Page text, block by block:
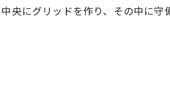
央にグリッドを作り、その中に守